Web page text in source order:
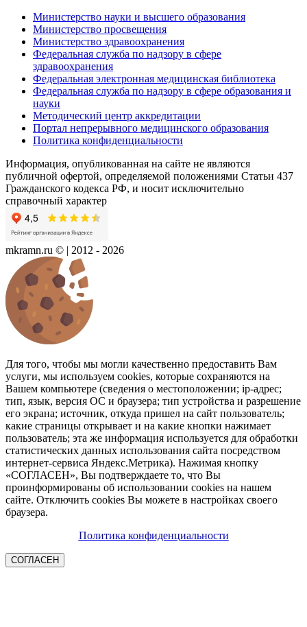
Министерство науки и высшего образования
Министерство просвещения
Министерство здравоохранения
Федеральная служба по надзору в сфере
здравоохранения
Федеральная электронная медицинская библиотека
Федеральная служба по надзору в сфере образования и
науки
Методический центр аккредитации
Портал непрерывного медицинского образования
Политика конфиденциальности
Информация, опубликованная на сайте не являются
публичной офертой, определяемой положениями Статьи 437
Гражданского кодекса РФ, и носит исключительно
справочный характер
mkramn.ru © | 2012 - 2026
Для того, чтобы мы могли качественно предоставить Вам
услуги, мы используем cookies, которые сохраняются на
Вашем компьютере (сведения о местоположении; ip-адрес;
тип, язык, версия ОС и браузера; тип устройства и разрешение
его экрана; источник, откуда пришел на сайт пользователь;
какие страницы открывает и на какие кнопки нажимает
пользователь; эта же информация используется для обработки
статистических данных использования сайта посредством
интернет-сервиса Яндекс.Метрика). Нажимая кнопку
«СОГЛАСЕН», Вы подтверждаете то, что Вы
проинформированы об использовании cookies на нашем
сайте. Отключить cookies Вы можете в настройках своего
браузера.
Политика конфиденциальности
СОГЛАСЕН